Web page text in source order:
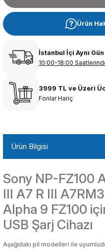
Ürün
İstanbul İçi Aynı
10:00-18:00
3999 TL ve Üzeri
Fonlar Hariç
Ürün Bilgisi
Sony NP-FZ100
III A7 R III
Alpha 9 FZ100
USB Şarj Cihazı
Aşağıdaki pil modelleri ile